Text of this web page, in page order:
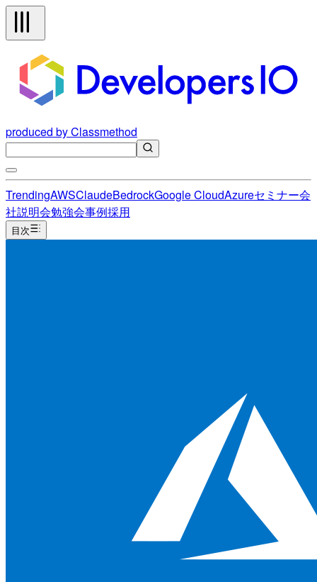
produced by Classmethod
TrendingAWSClaudeBedrockGoogle CloudAzureセミナー会
社説明会勉強会事例採用
目次